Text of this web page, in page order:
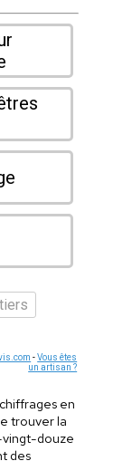
-Vous êtes
un artisan ?
en
trouver la
douze
des